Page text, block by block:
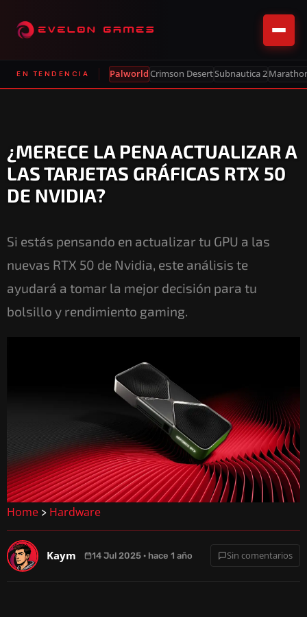
EN TENDENCIA PalworldCrimson DesertSubnautica 2
¿MERECE LA PENA ACTUALIZAR A
LAS TARJETAS GRÁFICAS RTX 50
DE NVIDIA?
Si estás pensando en actualizar tu GPU a las
nuevas RTX 50 de Nvidia, este análisis te
ayudará a tomar la mejor decisión para tu
bolsillo y rendimiento gaming.
Home > Hardware
Kaym 14 Jul 2025 · hace 1 año Sin comentarios